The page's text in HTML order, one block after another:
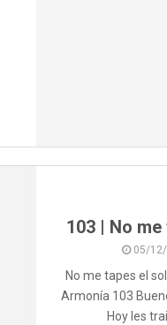
103 | No
05/12/
No me tapes el
Armonía 103
Hoy les